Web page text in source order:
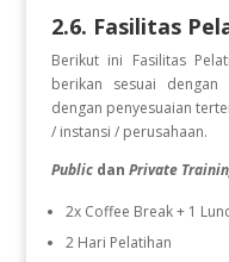
2.6. Fasilitas
Berikut ini Fasilitas
berikan sesuai
dengan penyesuaian
/ instansi / perusahaan.
Publicdan Private
2x Coffee Break + 1
2 Hari Pelatihan